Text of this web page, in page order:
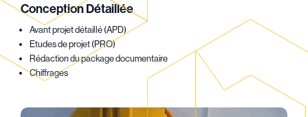
Conception Détaillée
Avant projet détaillé (APD)
Etudes de projet (PRO)
Rédaction du package documentaire
Chiffrages